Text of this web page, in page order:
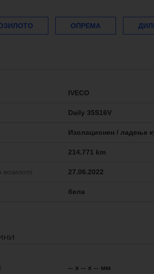
ОПРЕМА
IVECO
Daily 35S16V
Изолационен / ладење
214.771 km
возилото 27.06.2022
бела
-- x -- x -- мм